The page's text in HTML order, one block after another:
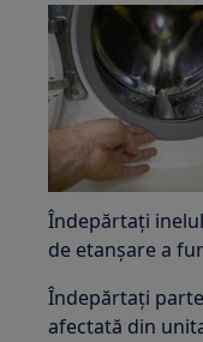
Îndepărtați
de etanșare a
Îndepărtați
afectată din